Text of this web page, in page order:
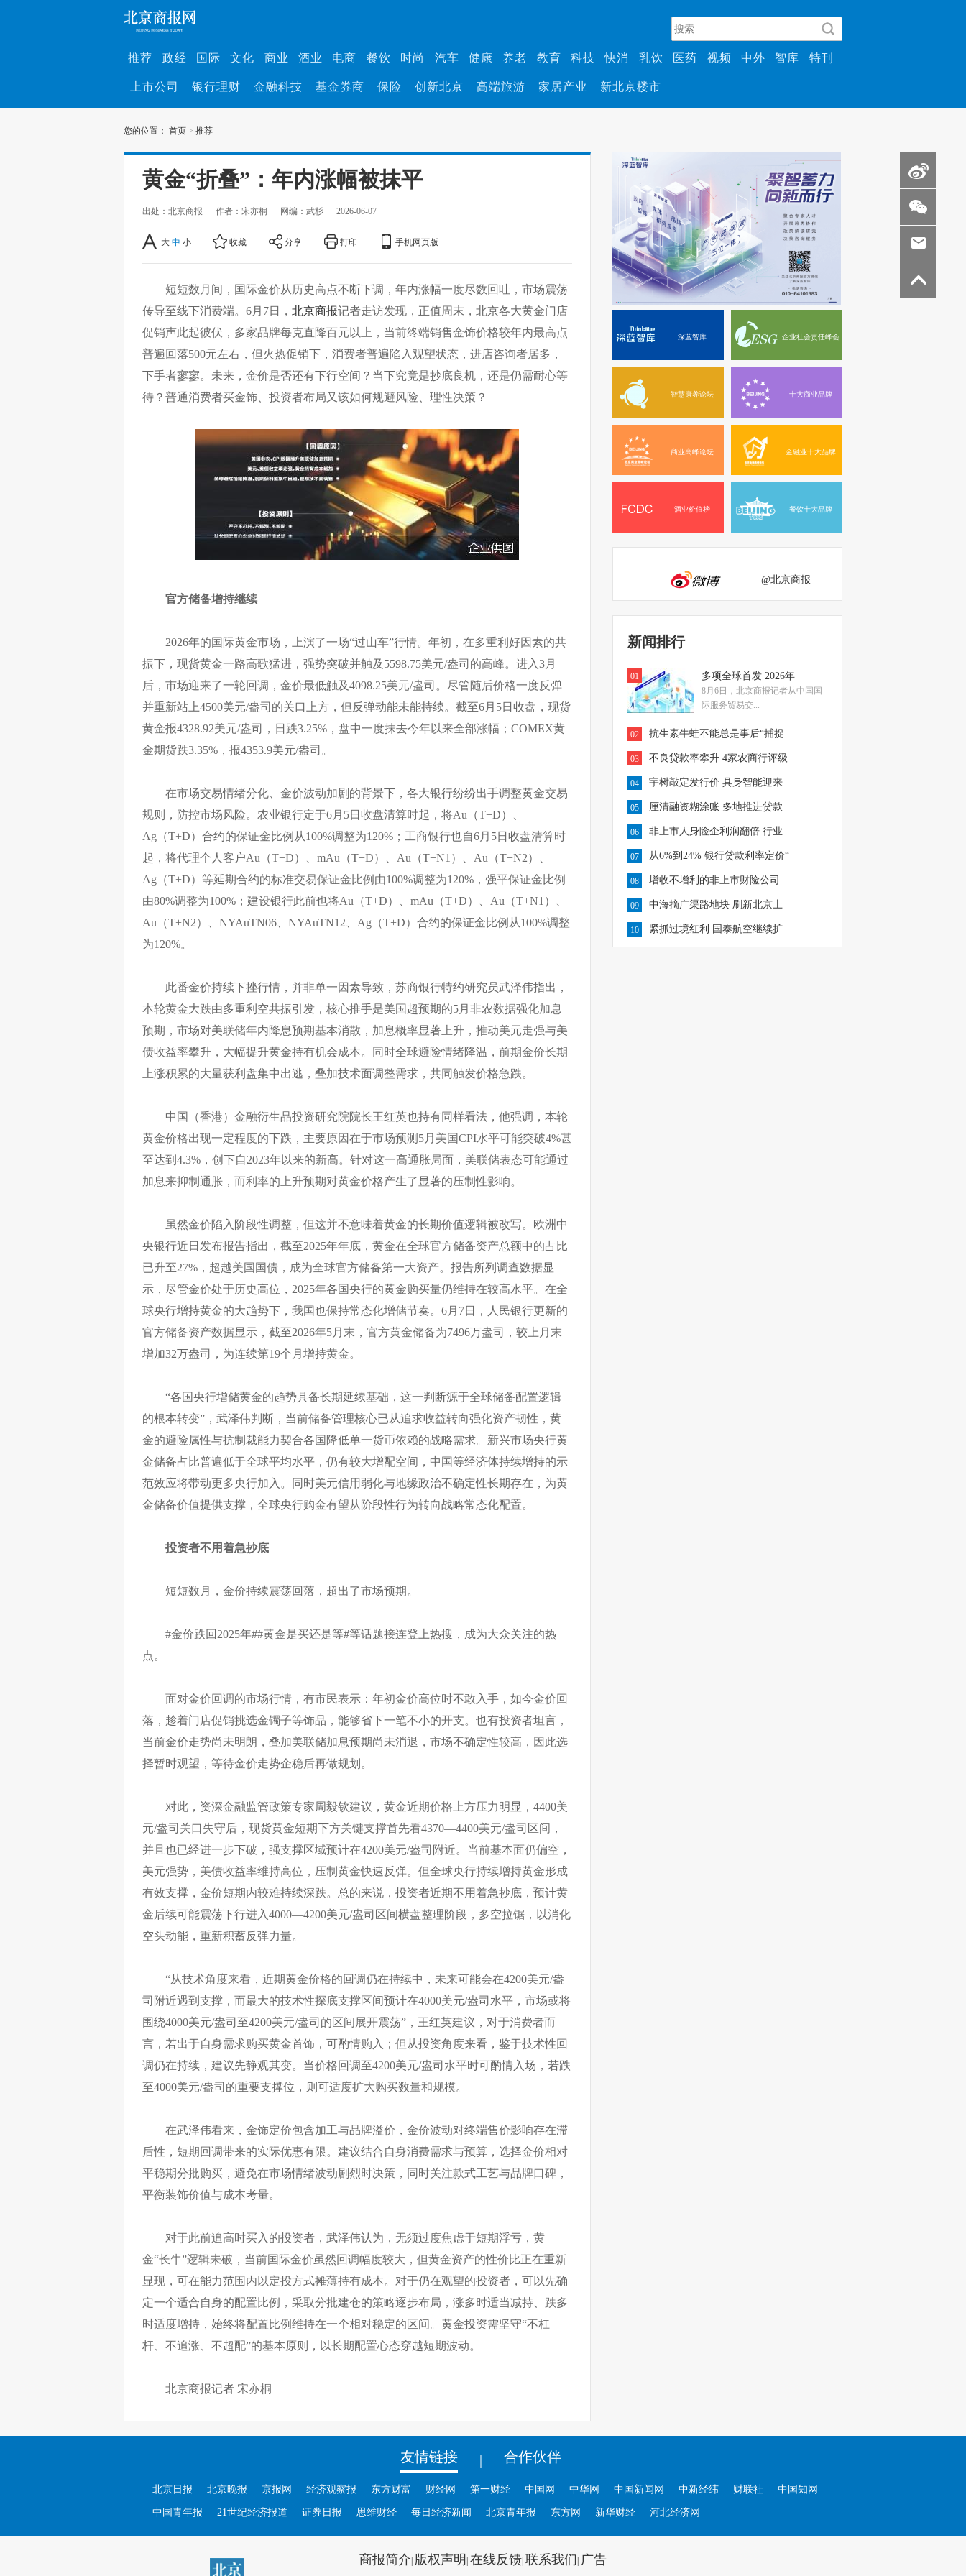
推荐 政经 国际 文化 商业 酒业 电商 餐饮 时尚 汽车 健康 养老 教育 科技 快消 乳饮 医药 视频 中外 智库 特刊
上市公司 银行理财 金融科技 基金券商 保险 创新北京 高端旅游 家居产业 新北京楼市
您的位置： 首页 > 推荐
黄金“折叠”：年内涨幅被抹平
出处：北京商报 作者：宋亦桐 网编：武杉 2026-06-07
大 中 小 收藏 分享 打印 手机网页版
短短数月间，国际金价从历史高点不断下调，年内涨幅一度尽数回吐，市场震荡
传导至线下消费端。6月7日， 北京商报记者走访发现，正值周末，北京各大黄金门店
促销声此起彼伏，多家品牌每克直降百元以上，当前终端销售金饰价格较年内最高点
普遍回落500元左右，但火热促销下，消费者普遍陷入观望状态，进店咨询者居多，
下手者寥寥。未来，金价是否还有下行空间？当下究竟是抄底良机，还是仍需耐心等
待？普通消费者买金饰、投资者布局又该如何规避风险、理性决策？
官方储备增持继续
2026年的国际黄金市场，上演了一场“过山车”行情。年初，在多重利好因素的共
振下，现货黄金一路高歌猛进，强势突破并触及5598.75美元/盎司的高峰。进入3月
后，市场迎来了一轮回调，金价最低触及4098.25美元/盎司。尽管随后价格一度反弹
并重新站上4500美元/盎司的关口上方，但反弹动能未能持续。截至6月5日收盘，现货
黄金报4328.92美元/盎司，日跌3.25%，盘中一度抹去今年以来全部涨幅；COMEX黄
金期货跌3.35%，报4353.9美元/盎司。
在市场交易情绪分化、金价波动加剧的背景下，各大银行纷纷出手调整黄金交易
规则，防控市场风险。农业银行定于6月5日收盘清算时起，将Au（T+D）、
Ag（T+D）合约的保证金比例从100%调整为120%；工商银行也自6月5日收盘清算时
起，将代理个人客户Au（T+D）、mAu（T+D）、Au（T+N1）、Au（T+N2）、
Ag（T+D）等延期合约的标准交易保证金比例由100%调整为120%，强平保证金比例
由80%调整为100%；建设银行此前也将Au（T+D）、mAu（T+D）、Au（T+N1）、
Au（T+N2）、NYAuTN06、NYAuTN12、Ag（T+D）合约的保证金比例从100%调整
为120%。
此番金价持续下挫行情，并非单一因素导致，苏商银行特约研究员武泽伟指出，
本轮黄金大跌由多重利空共振引发，核心推手是美国超预期的5月非农数据强化加息
预期，市场对美联储年内降息预期基本消散，加息概率显著上升，推动美元走强与美
债收益率攀升，大幅提升黄金持有机会成本。同时全球避险情绪降温，前期金价长期
上涨积累的大量获利盘集中出逃，叠加技术面调整需求，共同触发价格急跌。
中国（香港）金融衍生品投资研究院院长王红英也持有同样看法，他强调，本轮
黄金价格出现一定程度的下跌，主要原因在于市场预测5月美国CPI水平可能突破4%甚
至达到4.3%，创下自2023年以来的新高。针对这一高通胀局面，美联储表态可能通过
加息来抑制通胀，而利率的上升预期对黄金价格产生了显著的压制性影响。
虽然金价陷入阶段性调整，但这并不意味着黄金的长期价值逻辑被改写。欧洲中
央银行近日发布报告指出，截至2025年年底，黄金在全球官方储备资产总额中的占比
已升至27%，超越美国国债，成为全球官方储备第一大资产。报告所列调查数据显
示，尽管金价处于历史高位，2025年各国央行的黄金购买量仍维持在较高水平。在全
球央行增持黄金的大趋势下，我国也保持常态化增储节奏。6月7日，人民银行更新的
官方储备资产数据显示，截至2026年5月末，官方黄金储备为7496万盎司，较上月末
增加32万盎司，为连续第19个月增持黄金。
“各国央行增储黄金的趋势具备长期延续基础，这一判断源于全球储备配置逻辑
的根本转变”，武泽伟判断，当前储备管理核心已从追求收益转向强化资产韧性，黄
金的避险属性与抗制裁能力契合各国降低单一货币依赖的战略需求。新兴市场央行黄
金储备占比普遍低于全球平均水平，仍有较大增配空间，中国等经济体持续增持的示
范效应将带动更多央行加入。同时美元信用弱化与地缘政治不确定性长期存在，为黄
金储备价值提供支撑，全球央行购金有望从阶段性行为转向战略常态化配置。
投资者不用着急抄底
短短数月，金价持续震荡回落，超出了市场预期。
#金价跌回2025年##黄金是买还是等#等话题接连登上热搜，成为大众关注的热
点。
面对金价回调的市场行情，有市民表示：年初金价高位时不敢入手，如今金价回
落，趁着门店促销挑选金镯子等饰品，能够省下一笔不小的开支。也有投资者坦言，
当前金价走势尚未明朗，叠加美联储加息预期尚未消退，市场不确定性较高，因此选
择暂时观望，等待金价走势企稳后再做规划。
对此，资深金融监管政策专家周毅钦建议，黄金近期价格上方压力明显，4400美
元/盎司关口失守后，现货黄金短期下方关键支撑首先看4370—4400美元/盎司区间，
并且也已经进一步下破，强支撑区域预计在4200美元/盎司附近。当前基本面仍偏空，
美元强势，美债收益率维持高位，压制黄金快速反弹。但全球央行持续增持黄金形成
有效支撑，金价短期内较难持续深跌。总的来说，投资者近期不用着急抄底，预计黄
金后续可能震荡下行进入4000—4200美元/盎司区间横盘整理阶段，多空拉锯，以消化
空头动能，重新积蓄反弹力量。
“从技术角度来看，近期黄金价格的回调仍在持续中，未来可能会在4200美元/盎
司附近遇到支撑，而最大的技术性探底支撑区间预计在4000美元/盎司水平，市场或将
围绕4000美元/盎司至4200美元/盎司的区间展开震荡”，王红英建议，对于消费者而
言，若出于自身需求购买黄金首饰，可酌情购入；但从投资角度来看，鉴于技术性回
调仍在持续，建议先静观其变。当价格回调至4200美元/盎司水平时可酌情入场，若跌
至4000美元/盎司的重要支撑位，则可适度扩大购买数量和规模。
在武泽伟看来，金饰定价包含加工与品牌溢价，金价波动对终端售价影响存在滞
后性，短期回调带来的实际优惠有限。建议结合自身消费需求与预算，选择金价相对
平稳期分批购买，避免在市场情绪波动剧烈时决策，同时关注款式工艺与品牌口碑，
平衡装饰价值与成本考量。
对于此前追高时买入的投资者，武泽伟认为，无须过度焦虑于短期浮亏，黄
金“长牛”逻辑未破，当前国际金价虽然回调幅度较大，但黄金资产的性价比正在重新
显现，可在能力范围内以定投方式摊薄持有成本。对于仍在观望的投资者，可以先确
定一个适合自身的配置比例，采取分批建仓的策略逐步布局，涨多时适当减持、跌多
时适度增持，始终将配置比例维持在一个相对稳定的区间。黄金投资需坚守“不杠
杆、不追涨、不超配”的基本原则，以长期配置心态穿越短期波动。
北京商报记者 宋亦桐
深蓝智库 企业社会责任峰会
智慧康养论坛 十大商业品牌
商业高峰论坛 金融业十大品牌
酒业价值榜 餐饮十大品牌
@北京商报
新闻排行
01 多项全球首发 2026年
8月6日，北京商报记者从中国国
际服务贸易交...
02 抗生素牛蛙不能总是事后“捕捉
03 不良贷款率攀升 4家农商行评级
04 宇树敲定发行价 具身智能迎来
05 厘清融资糊涂账 多地推进贷款
06 非上市人身险企利润翻倍 行业
07 从6%到24% 银行贷款利率定价“
08 增收不增利的非上市财险公司
09 中海摘广渠路地块 刷新北京土
10 紧抓过境红利 国泰航空继续扩
友情链接 | 合作伙伴
北京日报 北京晚报 京报网 经济观察报 东方财富 财经网 第一财经 中国网 中华网 中国新闻网 中新经纬 财联社 中国知网
中国青年报 21世纪经济报道 证券日报 思维财经 每日经济新闻 北京青年报 东方网 新华财经 河北经济网
商报简介| 版权声明 | 在线反馈| 联系我们| 广告